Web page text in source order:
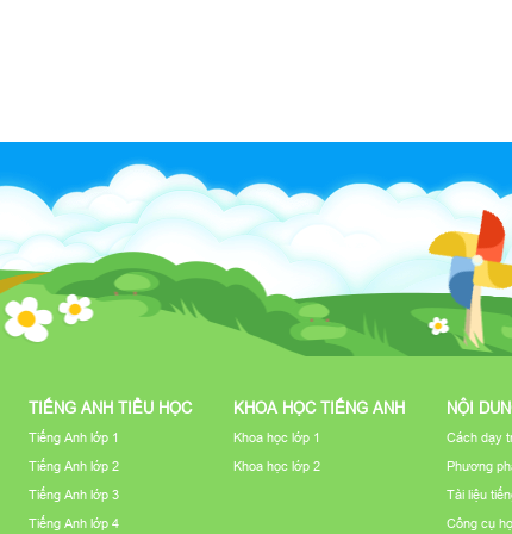
TIẾNG ANH TIỂU HỌC
Tiếng Anh lớp 1
Tiếng Anh lớp 2
Tiếng Anh lớp 3
Tiếng Anh lớp 4
KHOA HỌC TIẾNG ANH
Khoa học lớp 1
Khoa học lớp 2
NỘI
Cách dạy
Phương
Tài liệu
Công cụ